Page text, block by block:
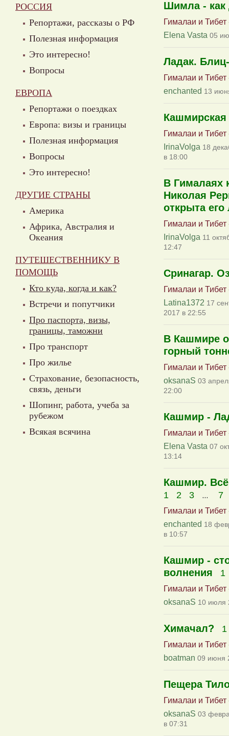
РОССИЯ
Репортажи, рассказы о РФ
Полезная информация
Это интересно!
Вопросы
ЕВРОПА
Репортажи о поездках
Европа: визы и границы
Полезная информация
Вопросы
Это интересно!
ДРУГИЕ СТРАНЫ
Америка
Африка, Австралия и
Океания
ПУТЕШЕСТВЕННИКУ В
ПОМОЩЬ
Кто куда, когда и как?
Встречи и попутчики
Про паспорта, визы,
границы, таможни
Про транспорт
Про жилье
Страхование, безопасность,
связь, деньги
Шопинг, работа, учеба за
рубежом
Всякая всячина
Шимла - как
Гималаи и Тибет
Elena Vasta 05
Ладак.
Гималаи и Тибет
enchanted 13
Кашмирская
Гималаи и Тибет
IrinaVolga 18
в 18:00
В Гималаях
Николая
открыта его
Гималаи и Тибет
IrinaVolga 11
12:47
Сринагар.
Гималаи и Тибет
Latina1372 17
2017 в 22:55
В Кашмире
горный
Гималаи и Тибет
oksanaS 03
22:00
Кашмир -
Гималаи и Тибет
Elena Vasta 07
13:14
Кашмир.
1 2 3 ... 7
Гималаи и Тибет
enchanted 18
в 10:57
Кашмир -
волнения
1
Гималаи и Тибет
oksanaS 10 июля
Химачал? 1
Гималаи и Тибет
boatman 09 июня
Пещера
Гималаи и Тибет
oksanaS 03
в 07:31